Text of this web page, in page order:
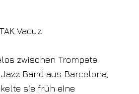
Vaduz
zwischen Trompete
Band aus Barcelona,
sie früh eine